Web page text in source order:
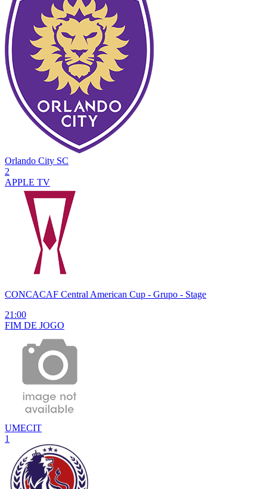
Orlando City SC
2
APPLE TV
CONCACAF Central American Cup - Grupo - Stage
21:00
FIM DE JOGO
UMECIT
1